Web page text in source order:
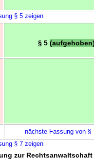
§ 5 zeigen
§ 5
nächste Fassung von
§ 7 zeigen
zur Rechtsanwaltschaft